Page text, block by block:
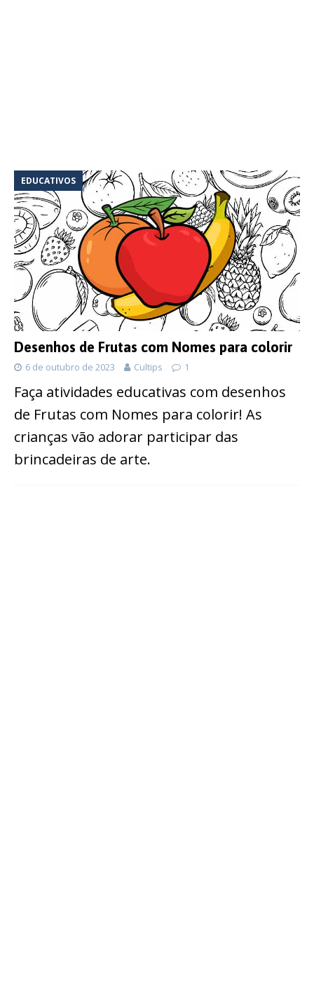
EDUCATIVOS
Desenhos de Frutas com Nomes para colorir
6 de outubro de 2023 Cultips 1
Faça atividades educativas com desenhos
de Frutas com Nomes para colorir! As
crianças vão adorar participar das
brincadeiras de arte.